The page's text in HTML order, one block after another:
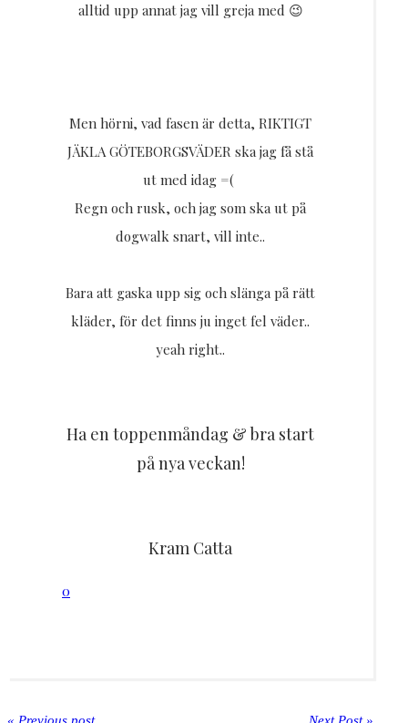
alltid upp annat jag vill greja med 😉
Men hörni, vad fasen är detta, RIKTIGT
JÄKLA GÖTEBORGSVÄDER ska jag få stå
ut med idag =(
Regn och rusk, och jag som ska ut på
dogwalk snart, vill inte..
Bara att gaska upp sig och slänga på rätt
kläder, för det finns ju inget fel väder..
yeah right..
Ha en toppenmåndag & bra start
på nya veckan!
Kram Catta
0